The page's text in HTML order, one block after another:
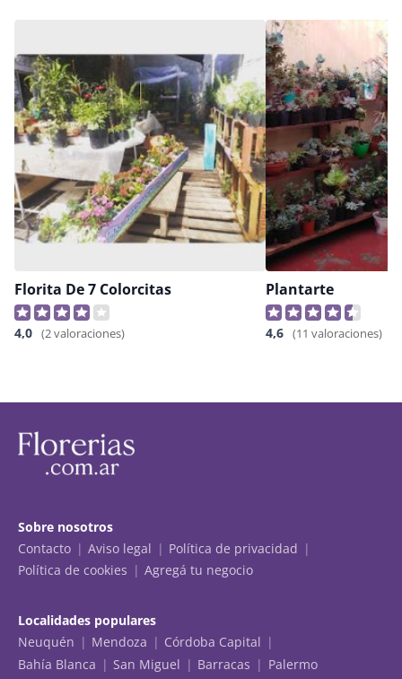
Florita De 7 Colorcitas
4,0 (2 valoraciones)
Plantarte
4,6 (11 valoraciones)
Sobre nosotros
Contacto
Aviso legal
Política de privacidad
Política de cookies
Agregá tu negocio
Localidades populares
Neuquén
Mendoza
Córdoba Capital
Bahía Blanca
San Miguel Barracas Palermo